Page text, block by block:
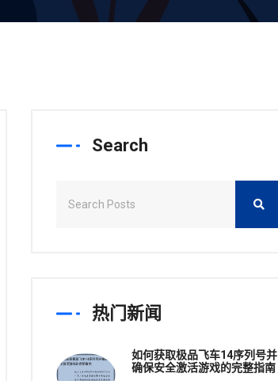
Search
热门新闻
如何获取极品飞车14序列号并
确保安全激活游戏的完整指南